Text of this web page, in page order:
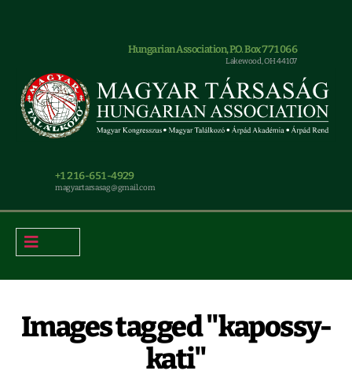
Hungarian Association, P.O. Box 771066
Lakewood, OH 44107
+1 216-651-4929
magyar.tarsasag@gmail.com
Images tagged "kapossy-
kati"